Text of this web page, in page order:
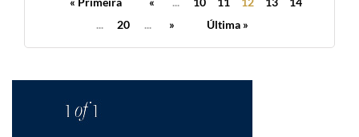
...
20 ... » Última »